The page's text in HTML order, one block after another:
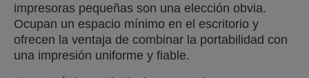
impresoras pequeñas son una elección obvia.
Ocupan un espacio mínimo en el escritorio y
ofrecen la ventaja de combinar la portabilidad con
una impresión uniforme y fiable.